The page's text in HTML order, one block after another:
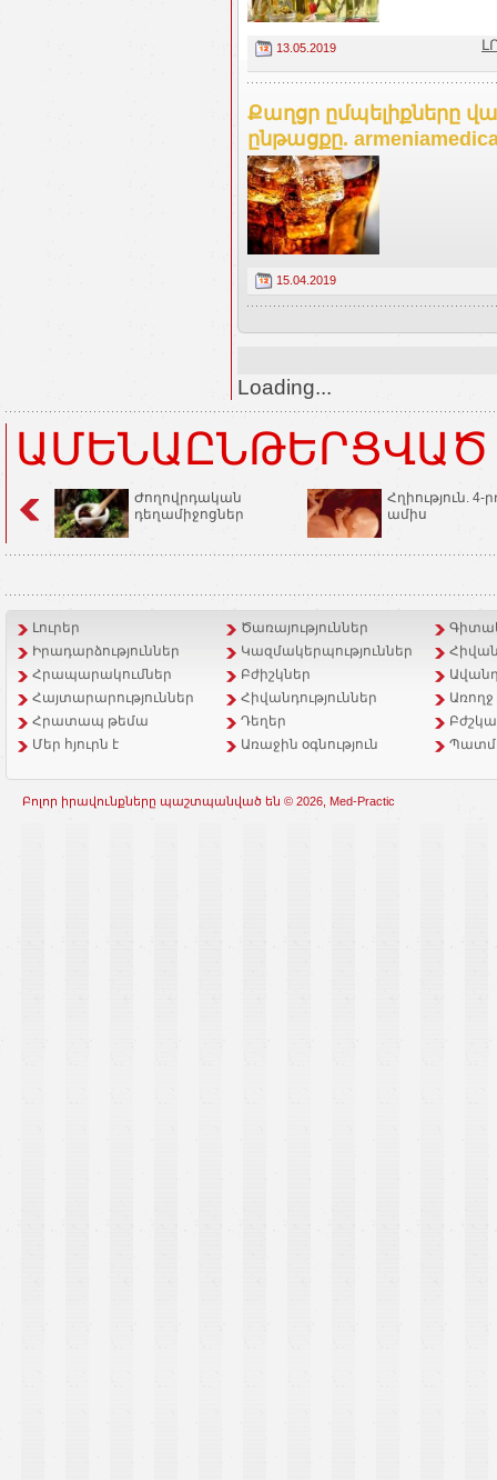
13.05.2019
Քաղցր ըմպելիքները
ընթացքը.
15.04.2019
Loading...
Ժողովրդական
դեղամիջոցներ
Հղիություն. 4-
ամիս
Լուրեր Ծառայություններ
Իրադարձություններ
Կազմակերպություններ
Հրապարակումներ
Բժիշկներ
Հայտարարություններ
Հիվանդություններ
Հրատապ թեմա
Դեղեր
Մեր հյուրն է
Առաջին օգնություն
Բոլոր իրավունքները պաշտպանված են © 2026, Med-Practic